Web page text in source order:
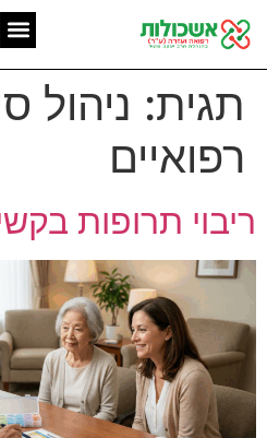
תגית: ניהול
רפואיים
ריבוי תרופות